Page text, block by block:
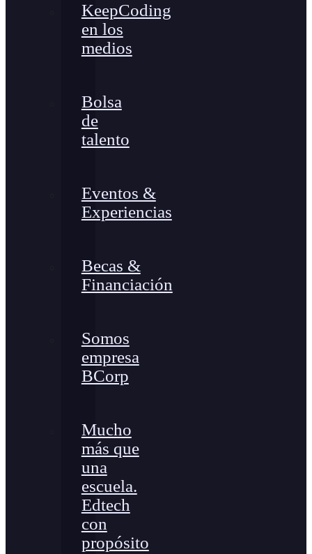
KeepCoding
en los
medios
Bolsa
de
talento
Eventos &
Experiencias
Becas &
Financiación
Somos
empresa
BCorp
Mucho
más que
una
escuela.
Edtech
con
propósito